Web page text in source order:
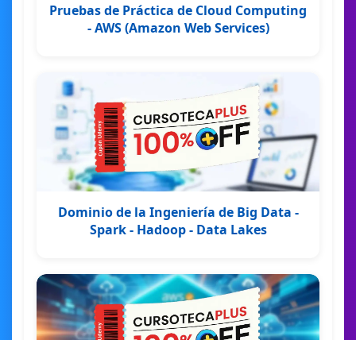
Pruebas de Práctica de Cloud Computing
- AWS (Amazon Web Services)
Dominio de la Ingeniería de Big Data -
Spark - Hadoop - Data Lakes